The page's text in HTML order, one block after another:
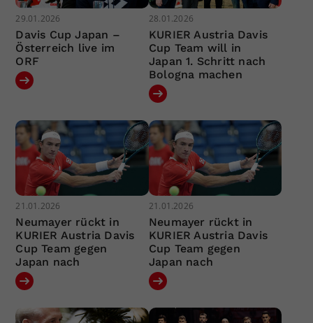
29.01.2026
Davis Cup Japan –
Österreich live im
ORF
28.01.2026
KURIER Austria Davis
Cup Team will in
Japan 1. Schritt nach
Bologna machen
21.01.2026
Neumayer rückt in
KURIER Austria Davis
Cup Team gegen
Japan nach
21.01.2026
Neumayer rückt in
KURIER Austria Davis
Cup Team gegen
Japan nach